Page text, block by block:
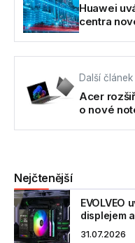
Huawei
centra
Další článek
Acer
o nové
Nejčtenější
EVOLVEO
displejem
31.07.2026